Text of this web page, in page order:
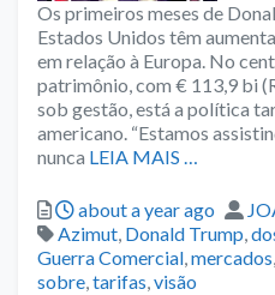
Os primeiros meses de
Estados Unidos têm
em relação à Europa. No
patrimônio, com € 113,9 bi
sob gestão, está a política
americano. “Estamos
nunca LEIA MAIS …
Posted
about a year ago
Tags
Azimut, Donald Trump,
Guerra Comercial,mercados,
sobre,tarifas,visão